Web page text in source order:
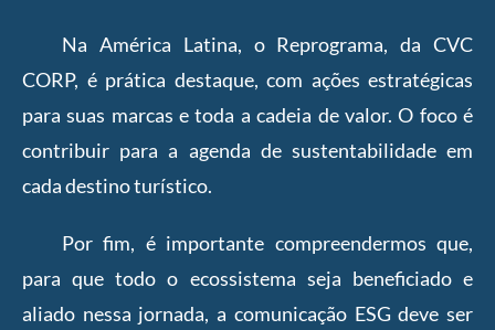
Na América Latina, o Reprograma, da CVC
CORP, é prática destaque, com ações estratégicas
para suas marcas e toda a cadeia de valor. O foco é
contribuir para a agenda de sustentabilidade em
cada destino turístico.
Por fim, é importante compreendermos que,
para que todo o ecossistema seja beneficiado e
aliado nessa jornada, a comunicação ESG deve ser